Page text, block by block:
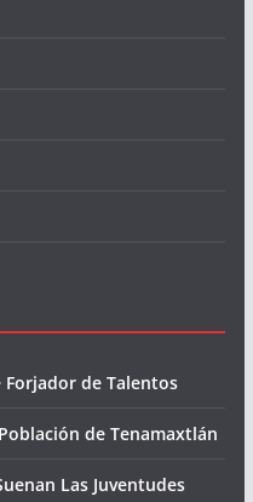
Forjador de Talentos
de Tenamaxtlán
Las Juventudes